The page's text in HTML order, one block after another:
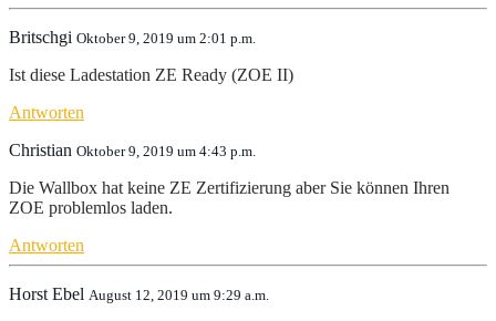
Britschgi Oktober 9, 2019 um 2:01 p.m.
Ist diese Ladestation ZE Ready (ZOE II)
Antworten
Christian Oktober 9, 2019 um 4:43 p.m.
Die Wallbox hat keine ZE Zertifizierung aber Sie können Ihren
ZOE problemlos laden.
Antworten
Horst Ebel August 12, 2019 um 9:29 a.m.